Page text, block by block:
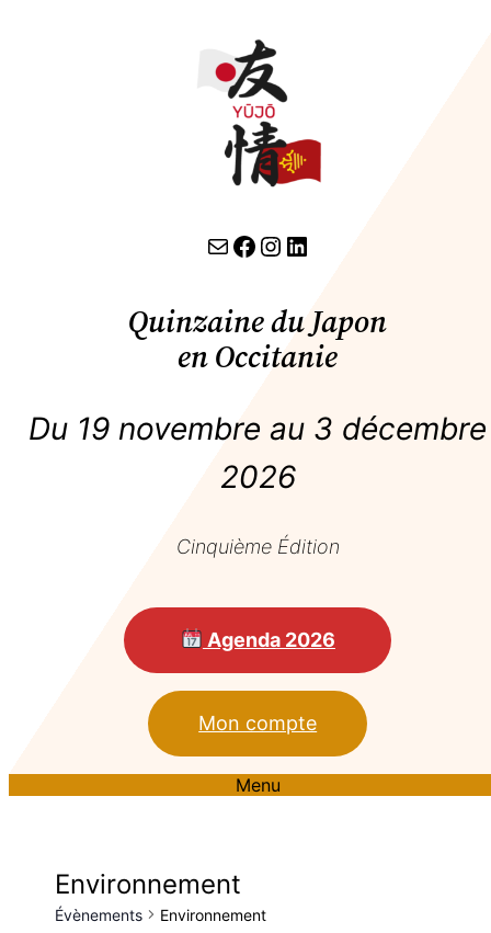
contact par email lien facebook Instagram LinkedIn
Quinzaine du Japon
en Occitanie
Du 19 novembre au 3 décembre
2026
Cinquième Édition
Agenda 2026
Mon compte
Menu
Environnement
Évènements Environnement